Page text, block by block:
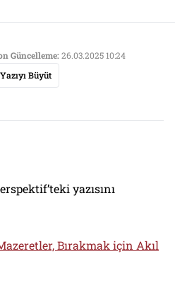
Güncelleme:26.03.2025 10:24
Yazıyı Büyüt
yazısını
Bırakmak için Akıl